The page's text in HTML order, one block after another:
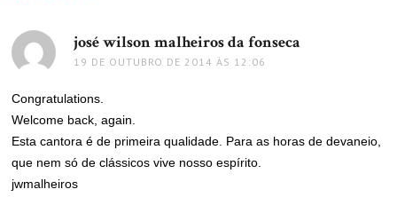
josé wilson malheiros da fonseca
19 DE OUTUBRO DE 2014 ÀS 12:06
Congratulations.
Welcome back, again.
Esta cantora é de primeira qualidade. Para as horas de devaneio,
que nem só de clássicos vive nosso espírito.
jwmalheiros